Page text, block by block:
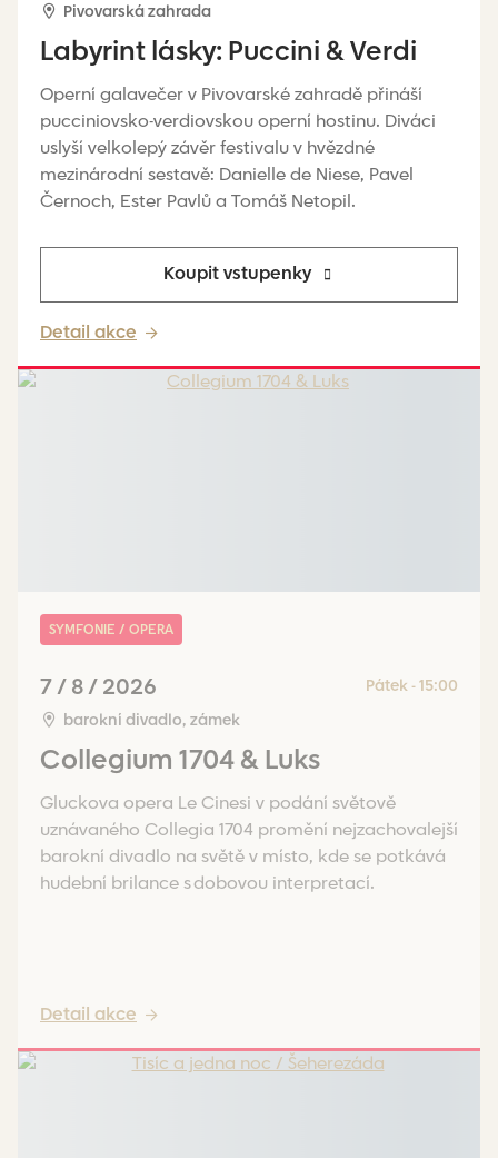
Collegium 1704 & Luks
Gluckova opera Le Cinesi v podání světově
uznávaného Collegia 1704 promění nejzachovalejší
barokní divadlo na světě v místo, kde se potkává
hudební brilance s dobovou interpretací.
SYMFONIE / OPERA
7 / 8 / 2026
Pátek - 15:00
barokní divadlo, zámek
Detail akce
Labyrint lásky: Puccini & Verdi
Operní galavečer v Pivovarské zahradě přináší
pucciniovsko-verdiovskou operní hostinu. Diváci
uslyší velkolepý závěr festivalu v hvězdné
mezinárodní sestavě: Danielle de Niese, Pavel
Černoch, Ester Pavlů a Tomáš Netopil.
Pivovarská zahrada
Koupit vstupenky
Detail akce